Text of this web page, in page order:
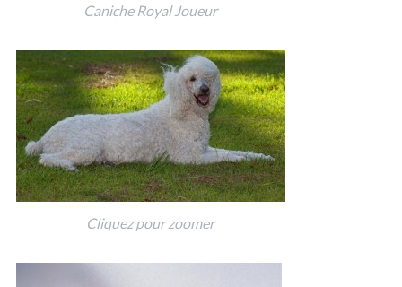
Caniche Royal Joueur
Cliquez pour zoomer